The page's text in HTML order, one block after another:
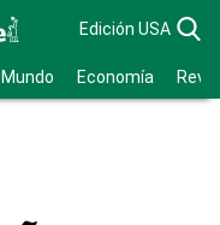
Edición USA
Mundo Economía